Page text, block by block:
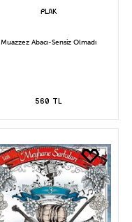
Muazzez Abacı-Sensiz Olmadı
560 TL